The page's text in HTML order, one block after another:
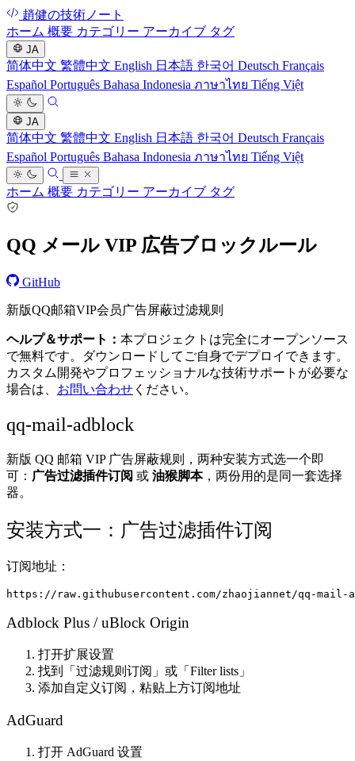
趙健の技術ノート
ホーム 概要 カテゴリー アーカイブ タグ
JA
简体中文 繁體中文 English 日本語 한국어 Deutsch Français
Español Português Bahasa Indonesia ภาษาไทย Tiếng Việt
JA
简体中文 繁體中文 English 日本語 한국어 Deutsch Français
Español Português Bahasa Indonesia ภาษาไทย Tiếng Việt
ホーム 概要 カテゴリー アーカイブ タグ
QQ メール VIP 広告ブロックルール
GitHub
新版QQ邮箱VIP会员广告屏蔽过滤规则
ヘルプ＆サポート： 本プロジェクトは完全にオープンソース
で無料です。ダウンロードしてご自身でデプロイできます。
カスタム開発やプロフェッショナルな技術サポートが必要な
場合は、 お問い合わせ ください。
qq-mail-adblock
新版 QQ 邮箱 VIP 广告屏蔽规则，两种安装方式选一个即
可： 广告过滤插件订阅 或 油猴脚本，两份用的是同一套选择
器。
安装方式一：广告过滤插件订阅
订阅地址：
Adblock Plus / uBlock Origin
打开扩展设置
找到「过滤规则订阅」或「Filter lists」
添加自定义订阅，粘贴上方订阅地址
AdGuard
打开 AdGuard 设置